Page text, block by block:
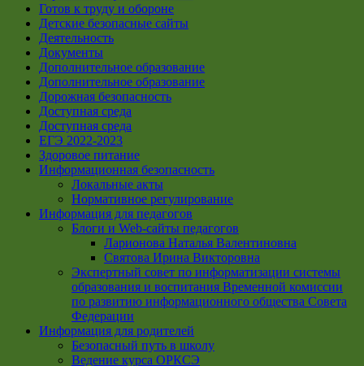
Готов к труду и обороне
Детские безопасные сайты
Деятельность
Документы
Дополнительное образование
Дополнительное образование
Дорожная безопасность
Доступная среда
Доступная среда
ЕГЭ 2022-2023
Здоровое питание
Информационная безопасность
Локальные акты
Нормативное регулирование
Информация для педагогов
Блоги и Web-сайты педагогов
Ларионова Наталья Валентиновна
Святова Ирина Викторовна
Экспертный совет по информатизации системы
образования и воспитания Временной комиссии
по развитию информационного общества Совета
Федерации
Информация для родителей
Безопасный путь в школу
Ведение курса ОРКСЭ